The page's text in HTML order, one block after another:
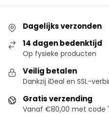
Dagelijks verzonden
14 dagen bedenktijd
Op fysieke producten
Veilig betalen
Dankzij iDeal en SSL-
Gratis verzending
Vanaf €80,00 met code